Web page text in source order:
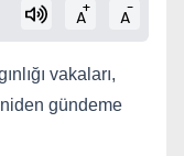
A+ A-
vakaları,
gündeme